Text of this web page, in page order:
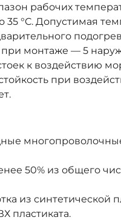
рабочих
°C. Допустимая
монтаже — 5
к воздействию
при
50% из общего
из синтетической
пластиката.